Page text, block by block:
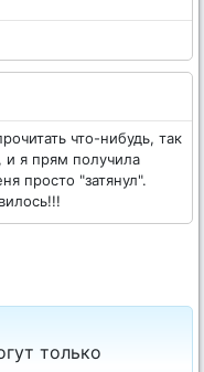
что-нибудь, так
я прям получила
просто "затянул".
только